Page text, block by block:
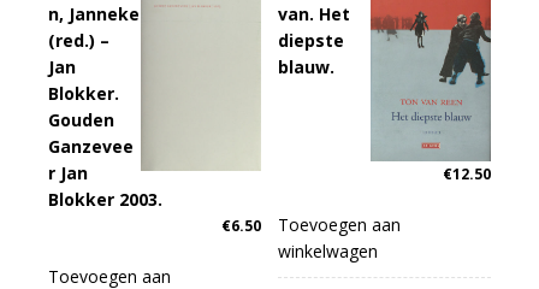
n, Janneke
(red.) –
Jan
Blokker.
Gouden
Ganzevee
r Jan
Blokker 2003.
€6.50
Toevoegen aan
van. Het
diepste
blauw.
€12.50
Toevoegen aan
winkelwagen